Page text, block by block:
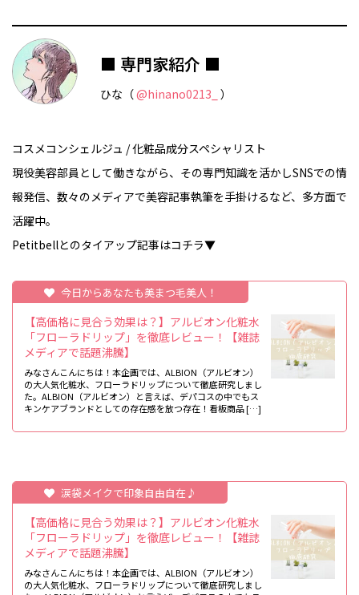
■ 専門家紹介 ■
ひな（@hinano0213_ ）
コスメコンシェルジュ / 化粧品成分スペシャリスト
現役美容部員として働きながら、その専門知識を活かしSNSでの情
報発信、数々のメディアで美容記事執筆を手掛けるなど、多方面で
活躍中。
Petitbellとのタイアップ記事はコチラ▼
今日からあなたも美まつ毛美人！
【高価格に見合う効果は？】アルビオン化粧水
「フローラドリップ」を徹底レビュー！【雑誌
メディアで話題沸騰】
みなさんこんにちは！本企画では、ALBION（アルビオン）
の大人気化粧水、フローラドリップについて徹底研究しまし
た。ALBION（アルビオン）と言えば、デパコスの中でもス
キンケアブランドとしての存在感を放つ存在！看板商品 […]
涙袋メイクで印象自由自在♪
【高価格に見合う効果は？】アルビオン化粧水
「フローラドリップ」を徹底レビュー！【雑誌
メディアで話題沸騰】
みなさんこんにちは！本企画では、ALBION（アルビオン）
の大人気化粧水、フローラドリップについて徹底研究しまし